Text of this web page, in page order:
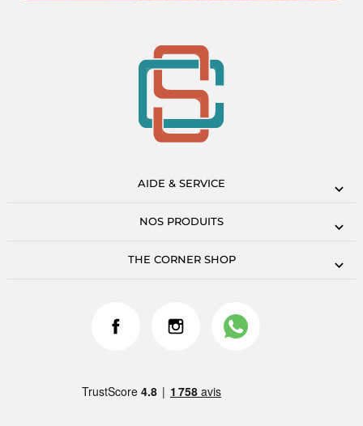
AIDE & SERVICE
NOS PRODUITS
THE CORNER SHOP